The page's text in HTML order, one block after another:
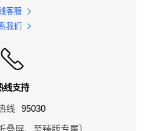
客服
我们
线支持
线 95030
叠屏、至臻版专属）